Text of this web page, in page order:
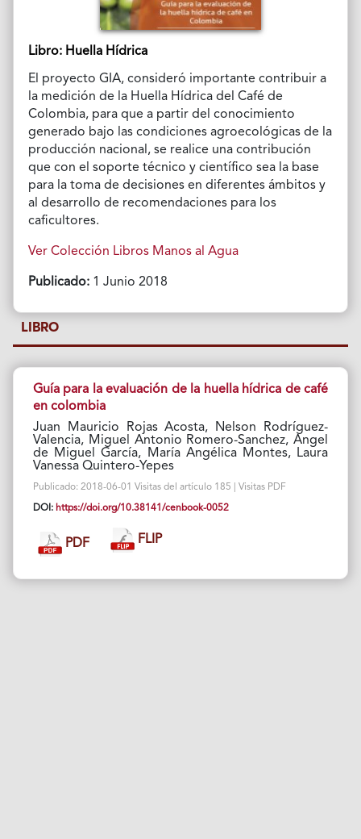
Libro: Huella Hídrica
El proyecto GIA, consideró importante contribuir a
la medición de la Huella Hídrica del Café de
Colombia, para que a partir del conocimiento
generado bajo las condiciones agroecológicas de la
producción nacional, se realice una contribución
que con el soporte técnico y científico sea la base
para la toma de decisiones en diferentes ámbitos y
al desarrollo de recomendaciones para los
caficultores.
Ver Colección Libros Manos al Agua
Publicado:1 Junio 2018
LIBRO
Guía para la evaluación de la huella hídrica de café
en colombia
Juan Mauricio Rojas Acosta, Nelson Rodríguez-
Valencia, Miguel Antonio Romero-Sanchez, Angel
de Miguel García, María Angélica Montes, Laura
Vanessa Quintero-Yepes
Publicado: 2018-06-01 Visitas del artículo 185 | Visitas PDF
DOI: https://doi.org/10.38141/cenbook-0052
PDF FLIP